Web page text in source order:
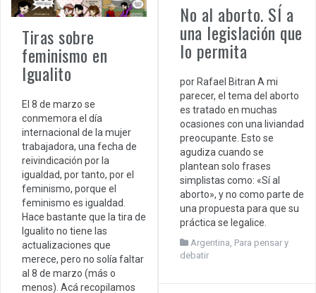
Tiras sobre
feminismo en
Igualito
El 8 de marzo se
conmemora el día
internacional de la mujer
trabajadora, una fecha de
reivindicación por la
igualdad, por tanto, por el
feminismo, porque el
feminismo es igualdad.
Hace bastante que la tira de
Igualito no tiene las
actualizaciones que
merece, pero no solía faltar
al 8 de marzo (más o
menos). Acá recopilamos
No al aborto. SÍ a
una legislación que
lo permita
por Rafael Bitran A mi
parecer, el tema del aborto
es tratado en muchas
ocasiones con una liviandad
preocupante. Esto se
agudiza cuando se
plantean solo frases
simplistas como: «Sí al
aborto», y no como parte de
una propuesta para que su
práctica se legalice.
Argentina Para pensar y
debatir